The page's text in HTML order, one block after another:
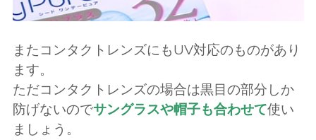
またコンタクトレンズにもUV対応のものがあり
ます。
ただコンタクトレンズの場合は黒目の部分しか
防げないのでサングラスや帽子も合わせて使い
ましょう。